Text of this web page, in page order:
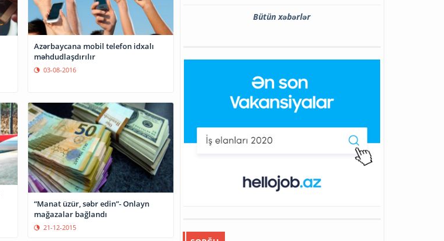
Azərbaycana mobil telefon idxalı
məhdudlaşdırılır
03-08-2016
“Manat üzür, səbr edin”- Onlayn
mağazalar bağlandı
21-12-2015
Bütün xəbərlər